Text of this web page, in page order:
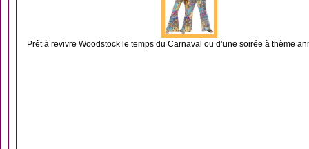
Prêt à revivre Woodstock le temps du Carnaval ou d’une soirée à thème